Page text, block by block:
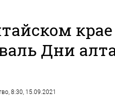
крае
Дни
, 8:30, 15.09.2021